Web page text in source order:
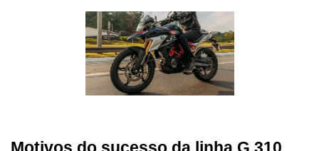
Motivos do sucesso da linha G 310